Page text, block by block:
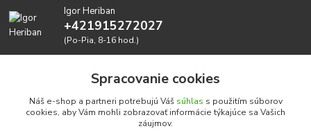
Igor Heriban
+421915272027
(Po-Pia, 8-16 hod.)
Spracovanie cookies
Náš e-shop a partneri potrebujú Váš súhlas s použitím súborov
cookies, aby Vám mohli zobrazovať informácie týkajúce sa Vašich
záujmov.